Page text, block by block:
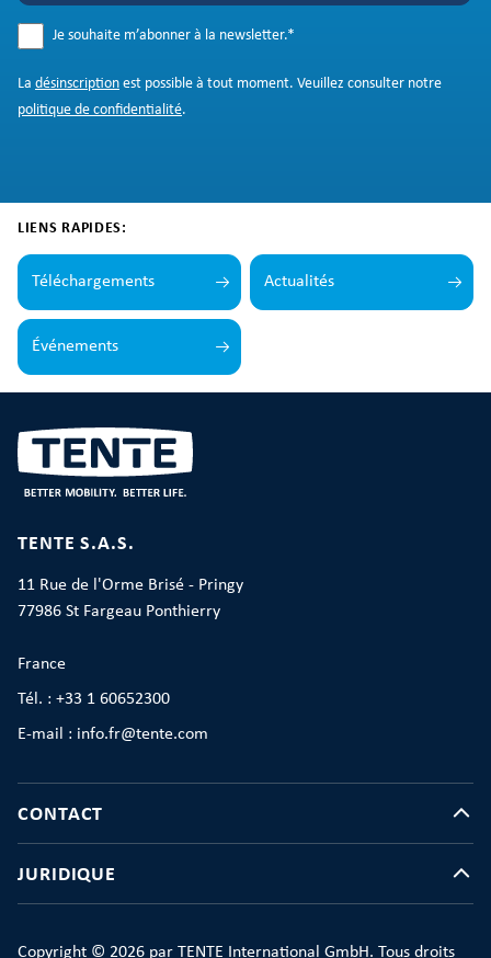
Je souhaite m’abonner à la newsletter.*
La désinscription est possible à tout moment. Veuillez consulter notre
politique de confidentialité.
LIENS RAPIDES:
Téléchargements Actualités
Événements
TENTE S.A.S.
11 Rue de l'Orme Brisé - Pringy
77986 St Fargeau Ponthierry
France
Tél. : +33 1 60652300
E-mail : info.fr@tente.com
CONTACT
JURIDIQUE
Copyright © 2026 par TENTE International GmbH. Tous droits